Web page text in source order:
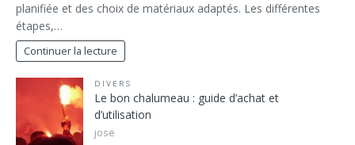
planifiée et des choix de matériaux adaptés. Les différentes
étapes,…
Continuer la lecture
DIVERS
Le bon chalumeau : guide d’achat et
d’utilisation
jose